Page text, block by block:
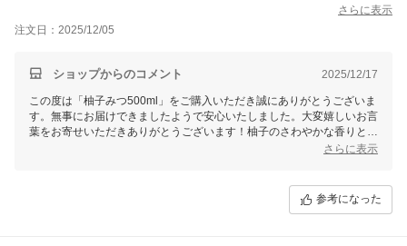
さらに表示
注文日：2025/12/05
ショップからのコメント 2025/12/17
この度は「柚子みつ500ml」をご購入いただき誠にありがとうございま
す。無事にお届けできましたようで安心いたしました。大変嬉しいお言
葉をお寄せいただきありがとうございます！柚子のさわやかな香りとほ
ろ苦さと酸味が絶妙のバランスですよね♪希釈タイプなので、様々な飲
さらに表示
参考になった